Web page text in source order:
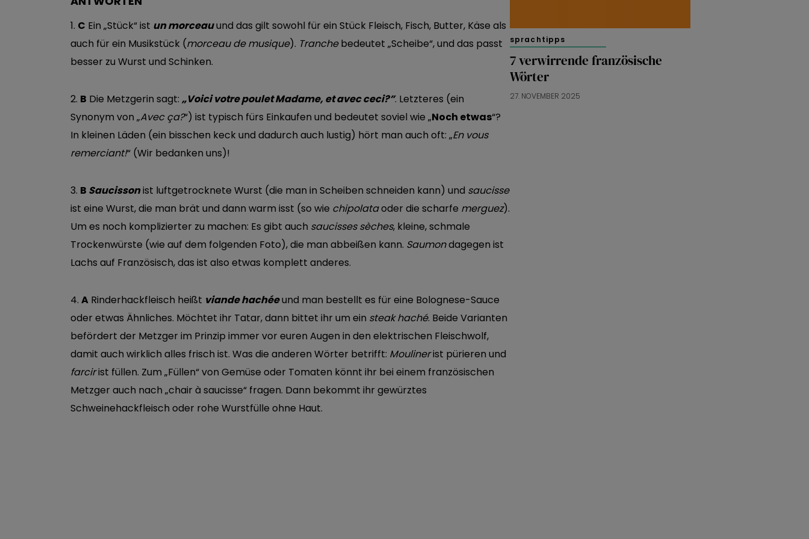
1. C Ein „Stück“ ist un morceauund das gilt sowohl für ein Stück Fleisch, Fisch, Butter, Käse als
auch für ein Musikstück (morceau de musique). Tranchebedeutet „Scheibe“, und das passt
besser zu Wurst und Schinken.
2. B Die Metzgerin sagt: „Voici votre poulet Madame, et avec ceci?”. Letzteres (ein
Synonym von „Avec ça?“) ist typisch fürs Einkaufen und bedeutet soviel wie „Noch etwas“?
In kleinen Läden (ein bisschen keck und dadurch auch lustig) hört man auch oft: „En vous
remerciant!“ (Wir bedanken uns)!
3. B Saucissonist luftgetrocknete Wurst (die man in Scheiben schneiden kann) und saucisse
ist eine Wurst, die man brät und dann warm isst (so wie chipolataoder die scharfe merguez).
Um es noch komplizierter zu machen: Es gibt auch saucissessèches, kleine, schmale
Trockenwürste (wie auf dem folgenden Foto), die man abbeißen kann. Saumondagegen ist
Lachs auf Französisch, das ist also etwas komplett anderes.
4. A Rinderhackfleisch heißt viande hachéeund man bestellt es für eine Bolognese-Sauce
oder etwas Ähnliches. Möchtet ihr Tatar, dann bittet ihr um ein steak haché. Beide Varianten
befördert der Metzger im Prinzip immer vor euren Augen in den elektrischen Fleischwolf,
damit auch wirklich alles frisch ist. Was die anderen Wörter betrifft: Moulinerist pürieren und
farcirist füllen. Zum „Füllen“ von Gemüse oder Tomaten könnt ihr bei einem französischen
Metzger auch nach „chair à saucisse“ fragen. Dann bekommt ihr gewürztes
Schweinehackfleisch oder rohe Wurstfülle ohne Haut.
sprachtipps
7 verwirrende französische
Wörter
27. NOVEMBER 2025